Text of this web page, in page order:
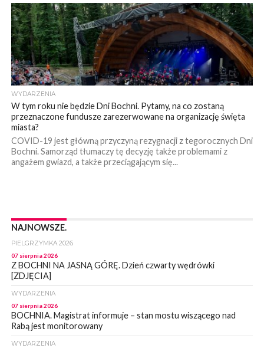
WYDARZENIA
W tym roku nie będzie Dni Bochni. Pytamy, na co zostaną
przeznaczone fundusze zarezerwowane na organizację święta
miasta?
COVID-19 jest główną przyczyną rezygnacji z tegorocznych Dni
Bochni. Samorząd tłumaczy tę decyzję także problemami z
angażem gwiazd, a także przeciągającym się...
NAJNOWSZE.
PIELGRZYMKA 2026
07 sierpnia 2026
Z BOCHNI NA JASNĄ GÓRĘ. Dzień czwarty wędrówki
[ZDJĘCIA]
WYDARZENIA
07 sierpnia 2026
BOCHNIA. Magistrat informuje – stan mostu wiszącego nad
Rabą jest monitorowany
WYDARZENIA